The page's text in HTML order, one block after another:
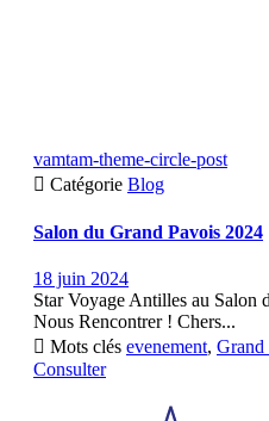
vamtam-theme-circle-post
 Catégorie Blog
Salon du Grand Pavois 2024
18 juin 2024
Star Voyage Antilles au Salon
Nous Rencontrer ! Chers...
 Mots clés evenement, Grand
Consulter